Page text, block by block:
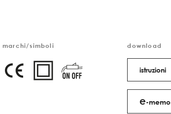
marchi/simboli download
istruzioni
e-memo